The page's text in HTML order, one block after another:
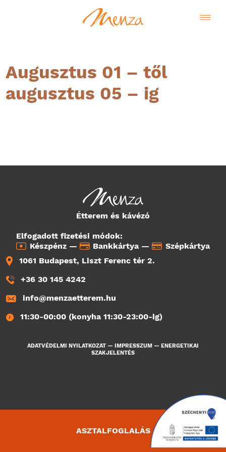
Augusztus 01 – től
augusztus 05 – ig
Étterem és kávézó
Elfogadott fizetési módok:
Készpénz —
Bankkártya —
Szépkártya
1061 Budapest, Liszt Ferenc tér 2.
+36 30 145 4242
info@menzaetterem.hu
11:30-00:00 (konyha 11:30-23:00-ig)
ADATVÉDELMI NYILATKOZAT — IMPRESSZUM — ENERGETIKAI
SZAKJELENTÉS
ASZTALFOGLALÁS